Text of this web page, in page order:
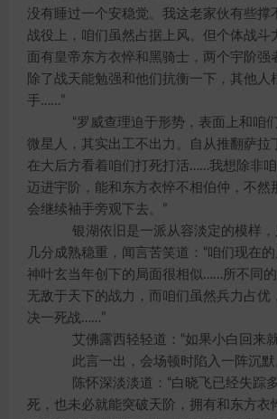
没有睡过一个安稳觉。我这老家伙有些
战役上，咱们虽然占据上风。但个体战斗
面有皇帝东方衣悴和黑骑士，两个宇阶强
除了战天能勉强和他们抗衡一下，其他人
手……”
“罗威查理迫于形势，表面上和咱
微星人，其实出工不出力。自从推翻萨拉
在大后方看着咱们打死打活……我想除非
迈进宇阶，能和东方衣悴不相伯仲，不然
会继续袖手旁观下去。”
银湖依旧是一派从容淡定的模样，
几分成熟稳重，闻言苦笑道：“咱们现在
神叶玄当年创下的局面很相似……所不同
无敌于天下的战力，而咱们虽然兵力占优
决一死战……”
艾佛露西轻轻道：“如果小白回来
此言一出，会场顿时陷入一阵沉默
陈怀深淡淡道：“白晓飞已经失踪
死，也未必就能突破天阶，拥有和东方衣